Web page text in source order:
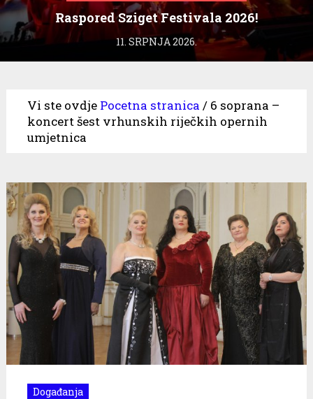
Raspored Sziget Festivala 2026!
11. SRPNJA 2026.
Vi ste ovdje Pocetna stranica / 6 soprana –
koncert šest vrhunskih riječkih opernih
umjetnica
Događanja